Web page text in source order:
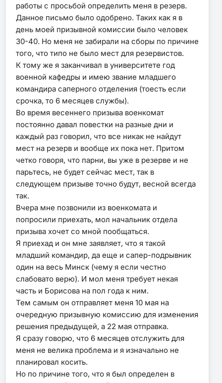
работы с просьбой определить меня в резерв.
Данное письмо было одобрено. Таких как я в
день моей призывной комиссии было человек
30-40. Но меня не забирали на сборы по причине
того, что типо не было мест для резервистов.
К тому же я заканчивал в университете год
военной кафедры и имею звание младшего
командира саперного отделения (тоесть если
срочка, то 6 месяцев службы).
Во время весеннего призыва военкомат
постоянно давал повестки на разные дни и
каждый раз говорил, что все никак не найдут
мест на резерв и вообще их пока нет. Притом
четко говоря, что парни, вы уже в резерве и не
парьтесь, не будет сейчас мест, так в
следующем призыве точно будут, весной всегда
так.
Вчера мне позвонили из военкомата и
попросили приехать, мол начальник отдела
призыва хочет со мной пообщаться.
Я приехад и он мне заявляет, что я такой
младший командир, да еще и сапер-подрывник
один на весь Минск (чему я если честно
слабовато верю). И мол меня требует некая
часть и Борисова на пол года к ним.
Тем самым он отправляет меня 10 мая на
очередную призывную комиссию для изменения
решения предыдущей, а 22 мая отправка.
Я сразу говорю, что 6 месяцев отслужить для
меня не велика проблема и я изначально не
планировал косить.
Но по причине того, что я был определен в